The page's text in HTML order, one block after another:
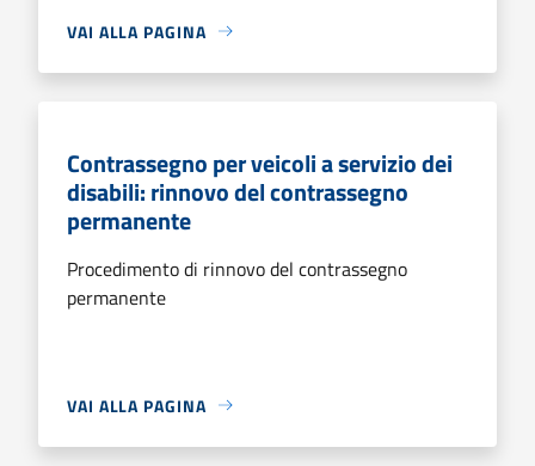
VAI ALLA PAGINA
Contrassegno per veicoli a servizio dei
disabili: rinnovo del contrassegno
permanente
Procedimento di rinnovo del contrassegno
permanente
VAI ALLA PAGINA